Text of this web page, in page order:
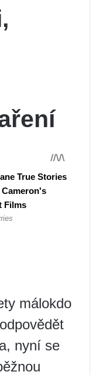
málokdo
nyní se